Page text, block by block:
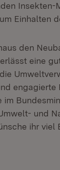
Insekten-
Einhalten
den
eine
engagierte
und
ihr viel